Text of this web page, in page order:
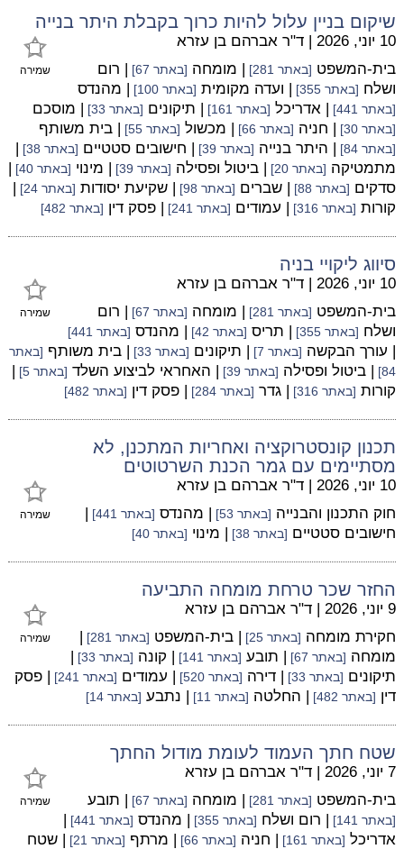
שיקום בניין עלול להיות כרוך בקבלת היתר בנייה
שמירה
10 יוני, 2026 | ד"ר אברהם בן עזרא
בית-המשפט [באתר 281] | מומחה [באתר 67]
| רום
ושלח [באתר 355] | ועדה מקומית [באתר 100] | מהנדס
[באתר 441] | אדריכל [באתר 161] | תיקונים [באתר 33] | מוסכם
[באתר 30] | חניה [באתר 66] | מכשול [באתר 55] | בית משותף
[באתר 84] | היתר בנייה [באתר 39] | חישובים סטטיים [באתר 38]
|
מתמטיקה [באתר 20] | ביטול ופסילה [באתר 39] | מינוי [באתר 40]
|
סדקים [באתר 88] | שברים [באתר 98] | שקיעת יסודות [באתר 24]
|
קורות [באתר 316] | עמודים [באתר 241] | פסק דין [באתר 482]
סיווג ליקויי בניה
שמירה
10 יוני, 2026 | ד"ר אברהם בן עזרא
בית-המשפט [באתר 281] | מומחה [באתר 67]
| רום
ושלח [באתר 355] | תריס [באתר 42] | מהנדס [באתר 441]
| עורך הבקשה [באתר 7] | תיקונים [באתר 33] | בית משותף [באתר
84]
| ביטול ופסילה [באתר 39] | האחראי לביצוע השלד [באתר 5]
|
קורות [באתר 316] | גדר [באתר 284] | פסק דין [באתר 482]
תכנון קונסטרוקציה ואחריות המתכנן, לא
מסתיימים עם גמר הכנת השרטוטים
שמירה
10 יוני, 2026 | ד"ר אברהם בן עזרא
חוק התכנון והבנייה [באתר 53] | מהנדס [באתר 441]
|
חישובים סטטיים [באתר 38] | מינוי [באתר 40]
החזר שכר טרחת מומחה התביעה
שמירה
9 יוני, 2026 | ד"ר אברהם בן עזרא
חקירת מומחה [באתר 25] | בית-המשפט [באתר 281]
|
מומחה [באתר 67] | תובע [באתר 141] | קונה [באתר 33]
|
תיקונים [באתר 33] | דירה [באתר 520] | עמודים [באתר 241]
| פסק
דין [באתר 482] | החלטה [באתר 11] | נתבע [באתר 14]
שטח חתך העמוד לעומת מודול החתך
שמירה
7 יוני, 2026 | ד"ר אברהם בן עזרא
בית-המשפט [באתר 281] | מומחה [באתר 67] | תובע
[באתר 141] | רום ושלח [באתר 355] | מהנדס [באתר 441]
|
אדריכל [באתר 161] | חניה [באתר 66] | מרתף [באתר 21] | שטח